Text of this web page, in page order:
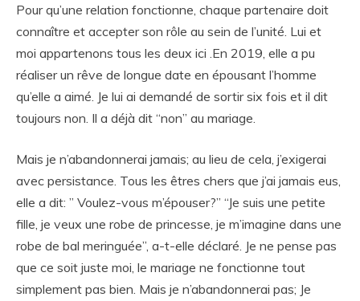
Pour qu’une relation fonctionne, chaque partenaire doit
connaître et accepter son rôle au sein de l’unité. Lui et
moi appartenons tous les deux ici .En 2019, elle a pu
réaliser un rêve de longue date en épousant l’homme
qu’elle a aimé. Je lui ai demandé de sortir six fois et il dit
toujours non. Il a déjà dit “non” au mariage.
Mais je n’abandonnerai jamais; au lieu de cela, j’exigerai
avec persistance. Tous les êtres chers que j’ai jamais eus,
elle a dit: ” Voulez-vous m’épouser?” “Je suis une petite
fille, je veux une robe de princesse, je m’imagine dans une
robe de bal meringuée”, a-t-elle déclaré. Je ne pense pas
que ce soit juste moi, le mariage ne fonctionne tout
simplement pas bien. Mais je n’abandonnerai pas; Je